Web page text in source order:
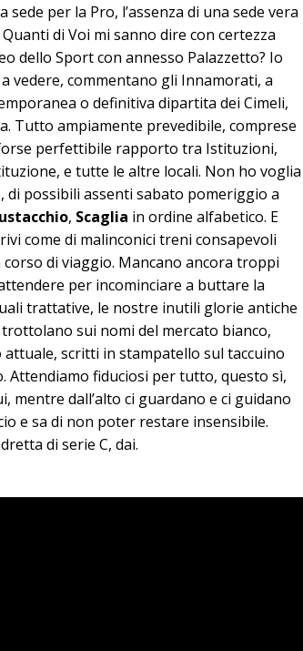
sede per la Pro, l’assenza di una sede vera
di Voi mi sanno dire con certezza
dello Sport con annesso Palazzetto? Io
vedere, commentano gli Innamorati, a
o definitiva dipartita dei Cimeli,
Tutto ampiamente prevedibile, comprese
perfettibile rapporto tra Istituzioni,
e tutte le altre locali. Non ho voglia
di possibili assenti sabato pomeriggio a
, Scaglia in ordine alfabetico. E
come di malinconici treni consapevoli
di viaggio. Mancano ancora troppi
per incominciare a buttare la
trattative, le nostre inutili glorie antiche
sui nomi del mercato bianco,
scritti in stampatello sul taccuino
Attendiamo fiduciosi per tutto, questo sì,
mentre dall’alto ci guardano e ci guidano
e sa di non poter restare insensibile.
di serie C, dai.